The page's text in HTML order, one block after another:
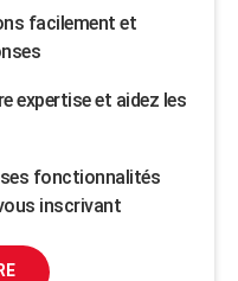
facilement et
expertise et aidez les
fonctionnalités
inscrivant